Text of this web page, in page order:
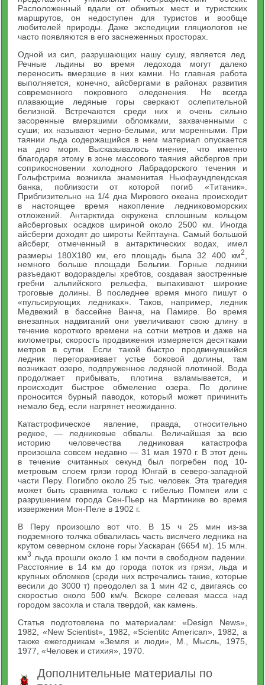
Расположенный вдали от обжитых мест и туристских
маршрутов, он недоступен для туристов и вообще
любителей природы. Даже экспедиции гляциологов не
часто появляются в его заснеженных просторах.
Одной из сил, разрушающих нашу сушу, является лед.
Речные льдины во время ледохода могут далеко
переносить вмерзшие в них камни. Но главная работа
выполняется, конечно, айсбергами в районах развития
современного покровного оледенения. Не всегда
плавающие ледяные горы сверкают ослепительной
белизной. Встречаются среди них и очень сильно
засоренные вмерзшими обломками, захваченными с
суши; их называют черно-белыми, или моренными. При
таянии льда содержащийся в нем материал опускается
на дно моря. Высказывалось мнение, что именно
благодаря этому в зоне массового таяния айсбергов при
соприкосновении холодного Лабрадорского течения и
Гольфстрима возникла знаменитая Ньюфаундлендская
банка, поблизости от которой погиб «Титаник».
Приблизительно на 1/4 дна Мирового океана происходит
в настоящее время накопление ледниковоморских
отложений. Антарктида окружена сплошным кольцом
айсберговых осадков шириной около 2500 км. Иногда
айсберги доходят до широты Кейптауна. Самый большой
айсберг, отмеченный в антарктических водах, имел
размеры 180X180 км, его площадь была 32 400 км2
немного больше площади Бельгии. Горные ледники
разъедают водоразделы хребтов, создавая заостренные
гребни альпийского рельефа, выпахивают широкие
троговые долины. В последнее время много пишут о
«пульсирующих ледниках». Таков, например, ледник
Медвежий в бассейне Ванча, на Памире. Во время
внезапных надвиганий они увеличивают свою длину в
течение короткого времени на сотни метров и даже на
километры; скорость продвижения измеряется десятками
метров в сутки. Если такой быстро продвинувшийся
ледник перегораживает устье боковой долины, там
возникает озеро, подпруженное ледяной плотиной. Вода
продолжает прибывать, плотина взламывается, и
происходит быстрое обмеление озера. По долине
проносится бурный паводок, который может причинить
немало бед, если нагрянет неожиданно.
Катастрофическое явление, правда, относительно
редкое, — ледниковые обвалы. Величайшая за всю
историю человечества ледниковая катастрофа
произошла совсем недавно — 31 мая 1970 г. В этот день
в течение считанных секунд был погребен под 10-
метровым слоем грязи город Юнгай в северо-западной
части Перу. Погибло около 25 тыс. человек. Эта трагедия
может быть сравнима только с гибелью Помпеи или с
разрушением города Сен-Пьер на Мартинике во время
извержения Мон-Пеле в 1902 г.
В Перу произошло вот что. В 15 ч 25 мин из-за
подземного толчка обвалилась часть висячего ледника на
крутом северном склоне горы Уаскаран (6654 м). 15 млн.
км3 льда прошли около 1 км почти в свободном падении.
Расстояние в 14 км до города поток из грязи, льда и
крупных обломков (среди них встречались такие, которые
весили до 3000 т) преодолел за 1 мин 42 с, двигаясь со
скоростью около 500 км/ч. Вскоре селевая масса над
городом засохла и стала твердой, как камень.
Статья подготовлена по материалам: «Design News»,
1982, «New Scientist», 1982, «Scientitc American», 1982, а
также ежегодникам «Земля и люди», М., Мысль, 1975,
1977, «Человек и стихия», 1970.
Дополнительные материалы по